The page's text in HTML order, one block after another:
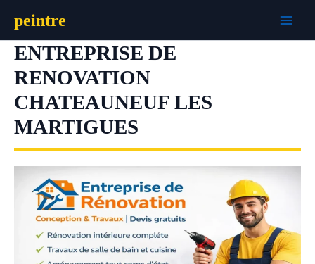
contenu
peintre
ENTREPRISE DE
RENOVATION
CHATEAUNEUF LES
MARTIGUES